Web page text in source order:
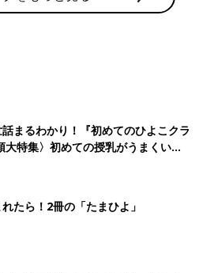
まるわかり！『初めてのひよこクラ
大特集〉初めての授乳がうまくい
ルクの基本と夏のトラブル 解決テ
たら！2冊の「たまひよ」